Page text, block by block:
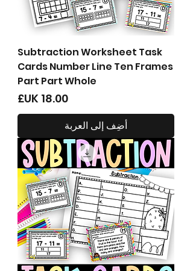
Subtraction Worksheet Task
Cards Number Line Ten Frames
Part Part Whole
السعر
أضِف إلى العربة